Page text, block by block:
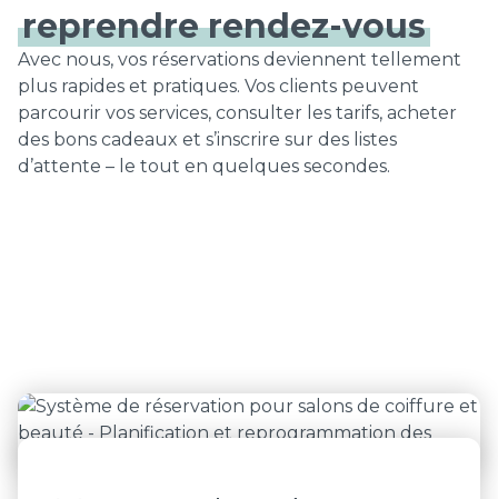
reprendre rendez-vous
Avec nous, vos réservations deviennent tellement
plus rapides et pratiques. Vos clients peuvent
parcourir vos services, consulter les tarifs, acheter
des bons cadeaux et s’inscrire sur des listes
d’attente – le tout en quelques secondes.